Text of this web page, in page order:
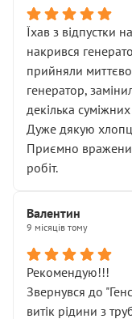
Їхав з відпустки
накрився
прийняли
генератор,
декілька суміжних
Дуже дякую
Приємно
робіт.
Валентин
9 місяців тому
Рекомендую!!!
Звернувся до
витік рідини з